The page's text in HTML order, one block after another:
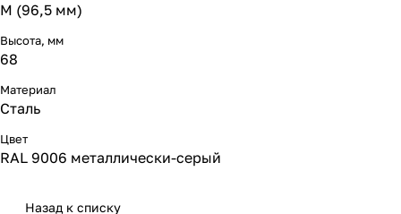
M (96,5 мм)
Высота, мм
68
Материал
Сталь
Цвет
RAL 9006 металлически-серый
Назад к списку